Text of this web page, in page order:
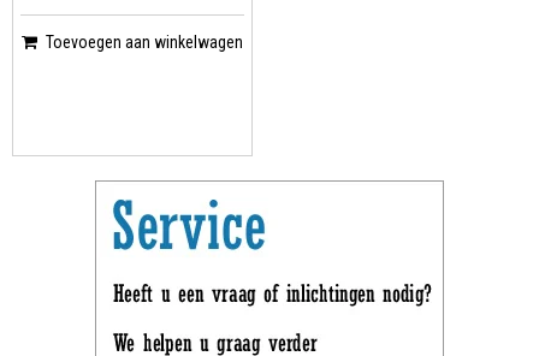
Toevoegen aan winkelwagen